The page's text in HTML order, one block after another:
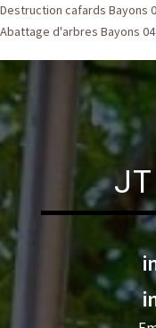
Destruction cafards Bayons
Abattage d'arbres Bayons